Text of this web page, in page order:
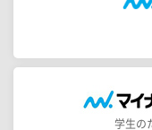
学生の